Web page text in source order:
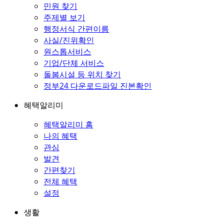
민원 찾기
주제별 보기
행정서식 간편이름
사실/진위확인
원스톱서비스
기업/단체 서비스
돌봄시설 등 위치 찾기
정부24 다운로드파일 진본확인
혜택알리미
혜택알리미 홈
나의 혜택
관심
발견
간편찾기
전체 혜택
설정
생활